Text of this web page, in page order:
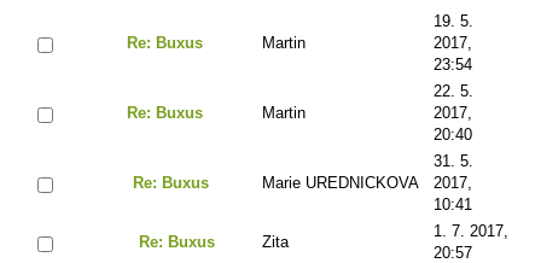
Re: Buxus Martin
19. 5.
2017,
23:54
Re: Buxus Martin
22. 5.
2017,
20:40
Re: Buxus Marie UREDNICKOVA
31. 5.
2017,
10:41
Re: Buxus Zita
1. 7. 2017,
20:57